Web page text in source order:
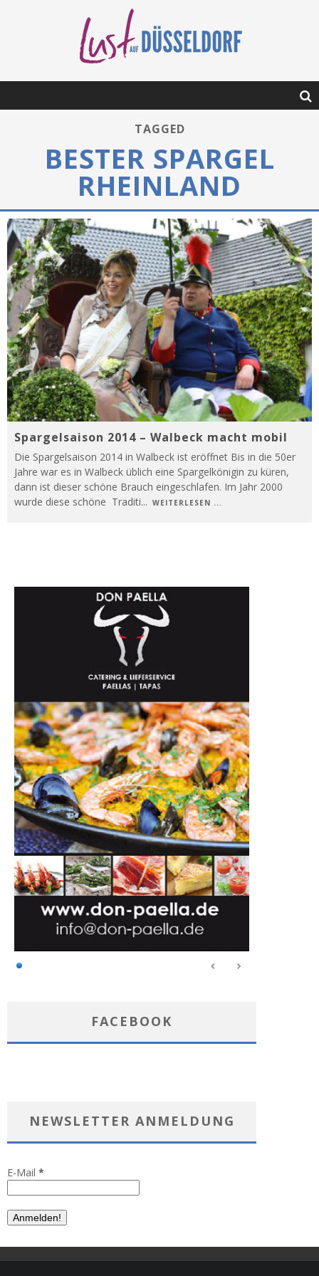
TAGGED
BESTER SPARGEL
RHEINLAND
Spargelsaison 2014 – Walbeck macht mobil
Die Spargelsaison 2014 in Walbeck ist eröffnet Bis in die 50er
Jahre war es in Walbeck üblich eine Spargelkönigin zu küren,
dann ist dieser schöne Brauch eingeschlafen. Im Jahr 2000
wurde diese schöne Traditi... WEITERLESEN ...
FACEBOOK
NEWSLETTER ANMELDUNG
E-Mail *